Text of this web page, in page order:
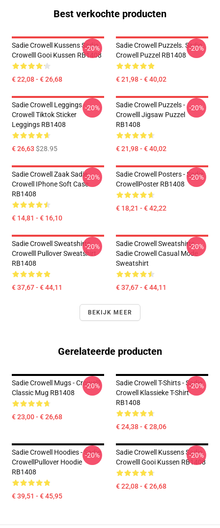
Best verkochte producten
Sadie Crowell Kussens Sadie
Crowelll Gooi Kussen RB1408
€ 22,08 - € 26,68
-20%
Sadie Crowell Puzzels. Sadie
Crowell Puzzel RB1408
€ 21,98 - € 40,02
-20%
Sadie Crowell Leggings -
Crowell Tiktok Sticker
Leggings RB1408
€ 26,63 $28.95
-20%
Sadie Crowell Puzzels -
Crowelll Jigsaw Puzzel
RB1408
€ 21,98 - € 40,02
-20%
Sadie Crowell Zaak Sadie
Crowell IPhone Soft Case
RB1408
€ 14,81 - € 16,10
-20%
Sadie Crowell Posters - Sadie
CrowellPoster RB1408
€ 18,21 - € 42,22
-20%
Sadie Crowell Sweatshirts -
Crowelll Pullover Sweatshirt
RB1408
€ 37,67 - € 44,11
-20%
Sadie Crowell Sweatshirts -
Sadie Crowell Casual Mode
Sweatshirt
€ 37,67 - € 44,11
-20%
BEKIJK MEER
Gerelateerde producten
Sadie Crowell Mugs - Crowelll
Classic Mug RB1408
€ 23,00 - € 26,68
-20%
Sadie Crowell T-Shirts - Sadie
Crowell Klassieke T-Shirt
RB1408
€ 24,38 - € 28,06
-20%
Sadie Crowell Hoodies - Sadie
CrowellPullover Hoodie
RB1408
€ 39,51 - € 45,95
-20%
Sadie Crowell Kussens Sadie
Crowelll Gooi Kussen RB1408
€ 22,08 - € 26,68
-20%